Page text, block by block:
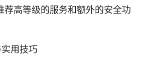
荐高等级的服务和额外的安全功
用技巧